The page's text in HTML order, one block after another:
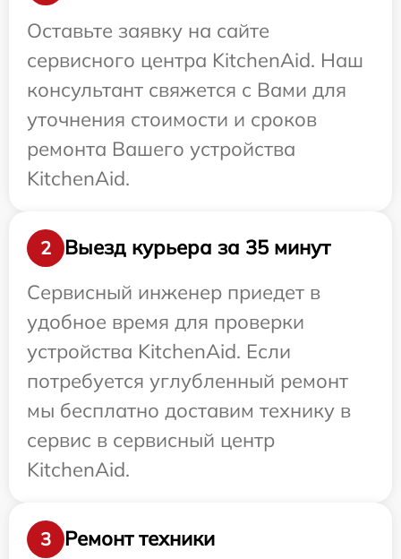
Оставьте заявку на сайте
сервисного центра KitchenAid. Наш
консультант свяжется с Вами для
уточнения стоимости и сроков
ремонта Вашего устройства
KitchenAid.
2
Выезд курьера за 35 минут
Сервисный инженер приедет в
удобное время для проверки
устройства KitchenAid. Если
потребуется углубленный ремонт
мы бесплатно доставим технику в
сервис в сервисный центр
KitchenAid.
3 Ремонт техники